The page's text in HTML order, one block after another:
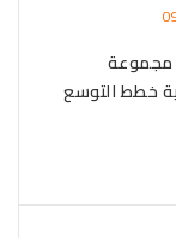
مجموعة
خطط التوسع